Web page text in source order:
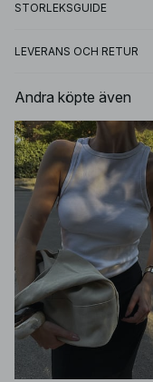
STORLEKSGUIDE
LEVERANS OCH RETUR
Andra köpte även